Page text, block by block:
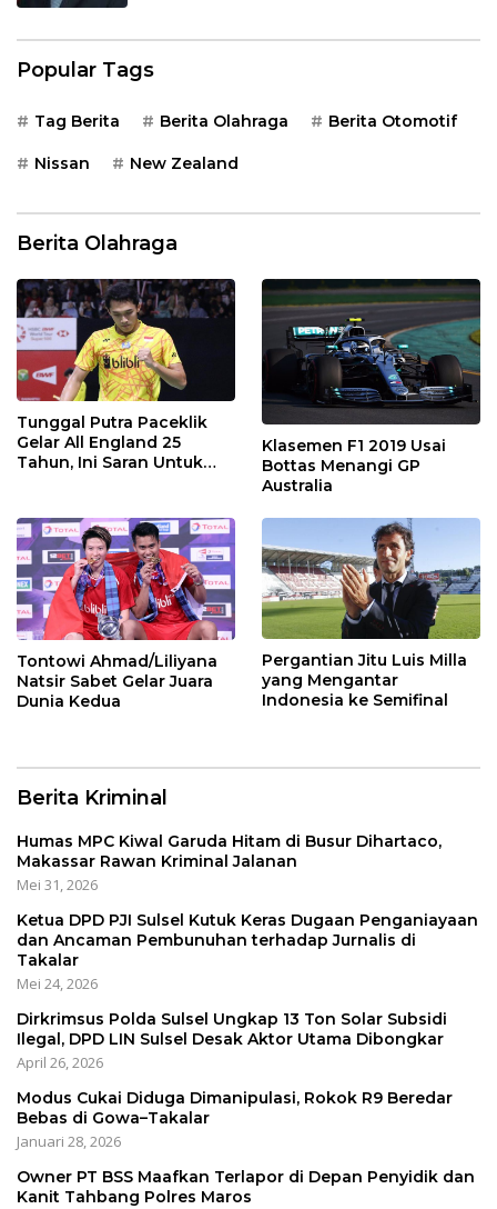
Popular Tags
Tag Berita Berita Olahraga Berita Otomotif
Nissan New Zealand
Berita Olahraga
Tunggal Putra Paceklik
Gelar All England 25
Tahun, Ini Saran Untuk
Klasemen F1 2019 Usai
Bottas Menangi GP
Australia
Tontowi Ahmad/Liliyana
Natsir Sabet Gelar Juara
Dunia Kedua
Pergantian Jitu Luis Milla
yang Mengantar
Indonesia ke Semifinal
Berita Kriminal
Humas MPC Kiwal Garuda Hitam di Busur Dihartaco,
Makassar Rawan Kriminal Jalanan
Mei 31, 2026
Ketua DPD PJI Sulsel Kutuk Keras Dugaan Penganiayaan
dan Ancaman Pembunuhan terhadap Jurnalis di
Takalar
Mei 24, 2026
Dirkrimsus Polda Sulsel Ungkap 13 Ton Solar Subsidi
Ilegal, DPD LIN Sulsel Desak Aktor Utama Dibongkar
April 26, 2026
Modus Cukai Diduga Dimanipulasi, Rokok R9 Beredar
Bebas di Gowa–Takalar
Januari 28, 2026
Owner PT BSS Maafkan Terlapor di Depan Penyidik dan
Kanit Tahbang Polres Maros